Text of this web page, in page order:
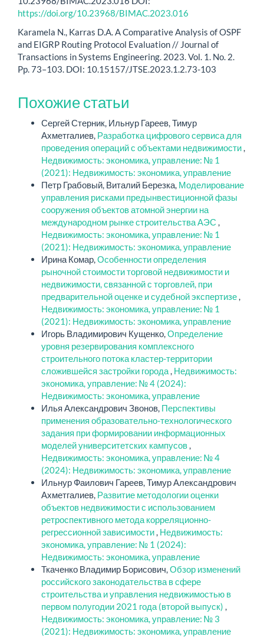
https://doi.org/10.23968/BIMAC.2023.016
Karamela N., Karras D.A. A Comparative Analysis of OSPF
and EIGRP Routing Protocol Evaluation // Journal of
Transactions in Systems Engineering. 2023. Vol. 1. Nо. 2.
Pp. 73–103. DOI: 10.15157/JTSE.2023.1.2.73-103
Похожие статьи
Сергей Стерник, Ильнур Гареев, Тимур
Ахметгалиев, Разработка цифрового сервиса для
проведения операций с объектами недвижимости
Недвижимость: экономика, управление: № 1
(2021): Недвижимость: экономика, управление
Петр Грабовый, Виталий Березка, Моделирование
управления рисками предынвестиционной фазы
сооружения объектов атомной энергии на
международном рынке строительства АЭС
Недвижимость: экономика, управление: № 1
(2021): Недвижимость: экономика, управление
Ирина Комар, Особенности определения
рыночной стоимости торговой недвижимости и
недвижимости, связанной с торговлей, при
предварительной оценке и судебной экспертизе
Недвижимость: экономика, управление: № 1
(2021): Недвижимость: экономика, управление
Игорь Владимирович Кущенко, Определение
уровня резервирования комплексного
строительного потока кластер-территории
сложившейся застройки города Недвижимость:
экономика, управление: № 4 (2024):
Недвижимость: экономика, управление
Илья Александрович Звонов, Перспективы
применения образовательно-технологического
задания при формировании информационных
моделей университетских кампусов
Недвижимость: экономика, управление: № 4
(2024): Недвижимость: экономика, управление
Ильнур Фаилович Гареев, Тимур Александрович
Ахметгалиев, Развитие методологии оценки
объектов недвижимости с использованием
ретроспективного метода корреляционно-
регрессионной зависимости Недвижимость:
экономика, управление: № 1 (2024):
Недвижимость: экономика, управление
Ткаченко Владимир Борисович, Обзор изменений
российского законодательства в сфере
строительства и управления недвижимостью в
первом полугодии 2021 года (второй выпуск)
Недвижимость: экономика, управление: № 3
(2021): Недвижимость: экономика, управление